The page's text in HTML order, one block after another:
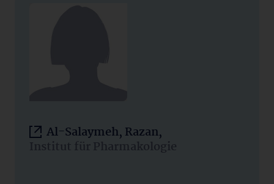
Al-Salaymeh, Razan,
Institut für Pharmakologie